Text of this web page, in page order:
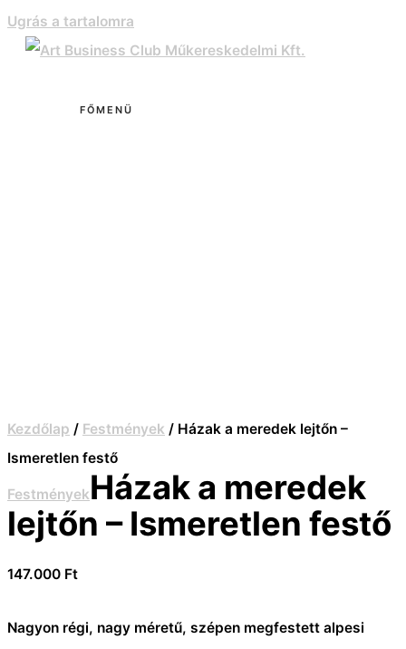
Ugrás a tartalomra
FŐMENÜ
Kezdőlap / Festmények / Házak a meredek lejtőn –
Ismeretlen festő
FestményekHázak a meredek
lejtőn – Ismeretlen festő
147.000 Ft
Nagyon régi, nagy méretű, szépen megfestett alpesi